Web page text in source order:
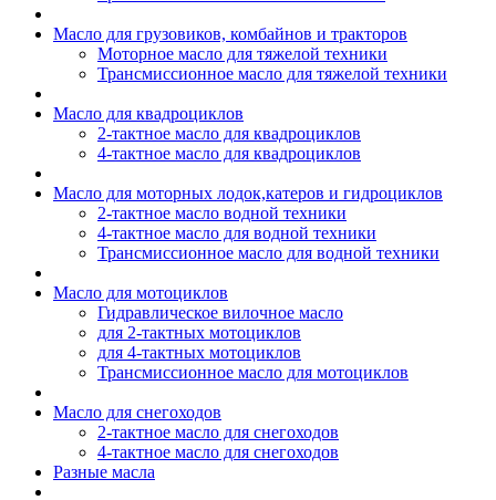
Масло для грузовиков, комбайнов и тракторов
Моторное масло для тяжелой техники
Трансмиссионное масло для тяжелой техники
Масло для квадроциклов
2-тактное масло для квадроциклов
4-тактное масло для квадроциклов
Масло для моторных лодок,катеров и гидроциклов
2-тактное масло водной техники
4-тактное масло для водной техники
Трансмиссионное масло для водной техники
Масло для мотоциклов
Гидравлическое вилочное масло
для 2-тактных мотоциклов
для 4-тактных мотоциклов
Трансмиссионное масло для мотоциклов
Масло для снегоходов
2-тактное масло для снегоходов
4-тактное масло для снегоходов
Разные масла